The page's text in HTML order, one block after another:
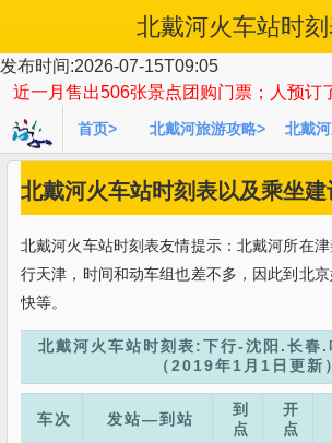
北戴河火车站时
发布时间:2026-07-15T09:05
近一月售出 506张景点团购门票；人预订
首页> 北戴河旅游攻略> 北戴
北戴河火车站时刻表以及乘坐建
北戴河火车站时刻表友情提示：北戴河所在
行天津，时间和动车组也差不多，因此到北
快等。
北戴河火车站时刻表:下行-沈阳.长春.
（2019年1月1日更新）
车次 发站—到站
到
点
开
点